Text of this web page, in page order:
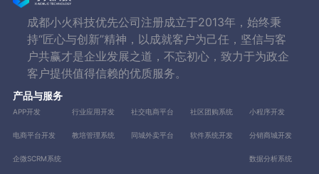
成都小火科技优先公司注册成立于2013年，始终秉
持“匠心与创新”精神，以成就客户为己任，坚信与客
户共赢才是企业发展之道，不忘初心，致力于为政企
客户提供值得信赖的优质服务。
产品与服务
APP开发 行业应用开发 社交电商平台 社区团购系统 小程序开发
电商平台开发 教培管理系统 同城外卖平台 软件系统开发 分销商城开发
企微SCRM系统 数据分析系统